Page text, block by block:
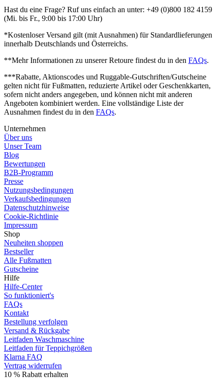
Hast du eine Frage? Ruf uns einfach an unter: +49 (0)800 182 4159
(Mi. bis Fr., 9:00 bis 17:00 Uhr)
*Kostenloser Versand gilt (mit Ausnahmen) für Standardlieferungen
innerhalb Deutschlands und Österreichs.
**Mehr Informationen zu unserer Retoure findest du in den FAQs.
***Rabatte, Aktionscodes und Ruggable-Gutschriften/Gutscheine
gelten nicht für Fußmatten, reduzierte Artikel oder Geschenkkarten,
sofern nicht anders angegeben, und können nicht mit anderen
Angeboten kombiniert werden. Eine vollständige Liste der
Ausnahmen findest du in den FAQs.
Unternehmen
Über uns
Unser Team
Blog
Bewertungen
B2B-Programm
Presse
Nutzungsbedingungen
Verkaufsbedingungen
Datenschutzhinweise
Cookie-Richtlinie
Impressum
Shop
Neuheiten shoppen
Bestseller
Alle Fußmatten
Gutscheine
Hilfe
Hilfe-Center
So funktioniert's
FAQs
Kontakt
Bestellung verfolgen
Versand & Rückgabe
Leitfaden Waschmaschine
Leitfaden für Teppichgrößen
Klarna FAQ
Vertrag widerrufen
10 % Rabatt erhalten